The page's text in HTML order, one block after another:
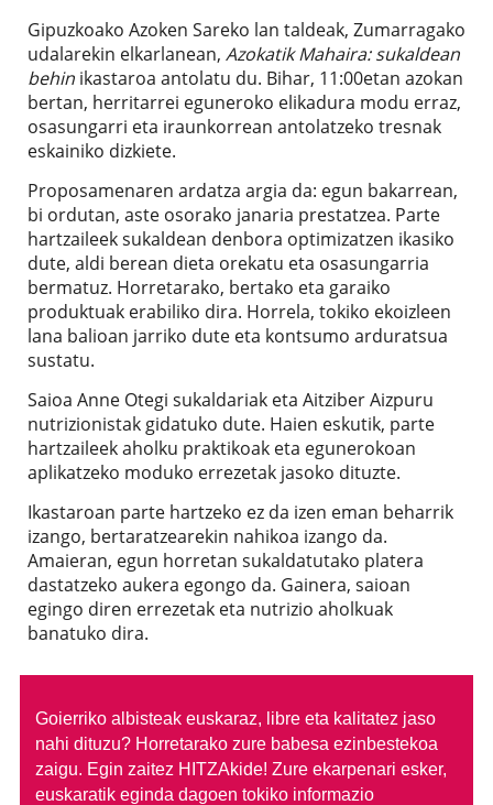
Gipuzkoako Azoken Sareko lan taldeak, Zumarragako
udalarekin elkarlanean, Azokatik Mahaira: sukaldean
behinikastaroa antolatu du. Bihar, 11:00etan azokan
bertan, herritarrei eguneroko elikadura modu erraz,
osasungarri eta iraunkorrean antolatzeko tresnak
eskainiko dizkiete.
Proposamenaren ardatza argia da: egun bakarrean,
bi ordutan, aste osorako janaria prestatzea. Parte
hartzaileek sukaldean denbora optimizatzen ikasiko
dute, aldi berean dieta orekatu eta osasungarria
bermatuz. Horretarako, bertako eta garaiko
produktuak erabiliko dira. Horrela, tokiko ekoizleen
lana balioan jarriko dute eta kontsumo arduratsua
sustatu.
Saioa Anne Otegi sukaldariak eta Aitziber Aizpuru
nutrizionistak gidatuko dute. Haien eskutik, parte
hartzaileek aholku praktikoak eta egunerokoan
aplikatzeko moduko errezetak jasoko dituzte.
Ikastaroan parte hartzeko ez da izen eman beharrik
izango, bertaratzearekin nahikoa izango da.
Amaieran, egun horretan sukaldatutako platera
dastatzeko aukera egongo da. Gainera, saioan
egingo diren errezetak eta nutrizio aholkuak
banatuko dira.
Goierriko albisteak euskaraz, libre eta kalitatez jaso
nahi dituzu? Horretarako zure babesa ezinbestekoa
zaigu. Egin zaitez HITZAkide! Zure ekarpenari esker,
euskaratik eginda dagoen tokiko informazio